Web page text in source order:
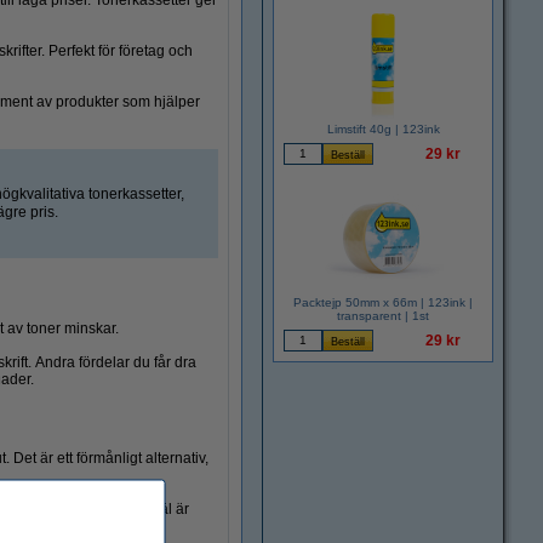
Perfekt för företag och
av produkter som hjälper
tonerkassetter,
pris.
av toner minskar.
Andra fördelar du får dra
Det är ett förmånligt alternativ,
en längre tid. När det väl är
Limstift 40g | 123ink
29 kr
Packtejp 50mm x 66m | 123ink |
transparent | 1st
29 kr